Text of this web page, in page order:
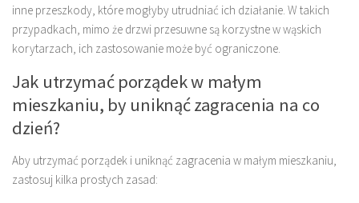
inne przeszkody, które mogłyby utrudniać ich działanie. W takich
przypadkach, mimo że drzwi przesuwne są korzystne w wąskich
korytarzach, ich zastosowanie może być ograniczone.
Jak utrzymać porządek w małym
mieszkaniu, by uniknąć zagracenia na co
dzień?
Aby utrzymać porządek i uniknąć zagracenia w małym mieszkaniu,
zastosuj kilka prostych zasad: